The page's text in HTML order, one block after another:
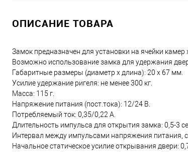
ОПИСАНИЕ ТОВАРА
Замок предназначен для установки на ячейки
Возможно использование замка для удержания
Габаритные размеры (диаметр х длина): 20 х 67 мм.
Усилие удержание ригеля: не менее 300 кг.
Масса: 115 г.
Напряжение питания (пост.тока): 12/24 В.
Потребляемый ток: 0,35/0,22 А.
Длительность импульса для открытия замка: 0,5-3
Интервал между импульсами напряжения питания,
Начальное статическое усилие открывания двери: